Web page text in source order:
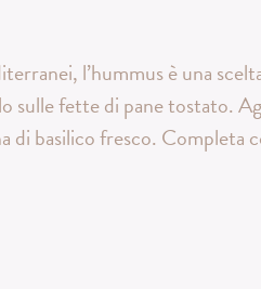
l’hummus è una
sulle fette di pane tostato.
basilico fresco. Completa